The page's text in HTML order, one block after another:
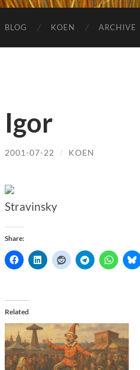
BLOG KOEN ARCHIVE
Igor
2001-07-22 / KOEN
Stravinsky
Share:
Related